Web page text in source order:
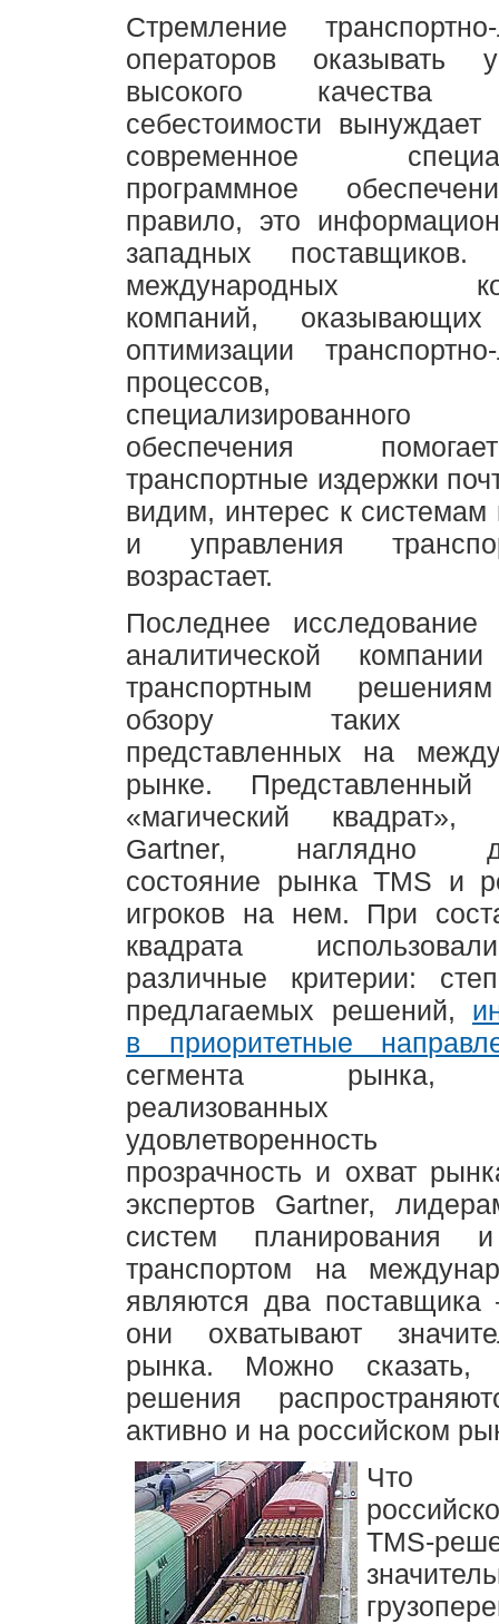
Стремление транспортно-
операторов оказывать
высокого
себестоимости
современное
программное
правило, это
западных
международных
компаний,
оптимизации транспортно-
процессов,
специализированного
обеспечения
транспортные издержки
видим, интерес к системам
и управления
возрастает.
Последнее исследование
аналитической
транспортным
обзору таких
представленных на
рынке.
«магический квадрат»,
Gartner, наглядно
состояние рынка TMS и
игроков на нем. При
квадрата
различные критерии:
предлагаемых решений,
в приоритетные
сегмента рынка,
реализованных
прозрачность и охват
экспертов Gartner,
систем планирования
транспортом на
являются два
они охватывают
рынка. Можно
решения
активно и на российском
Что
TMS-